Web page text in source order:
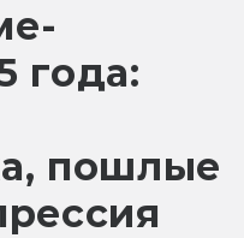
года:
пошлые